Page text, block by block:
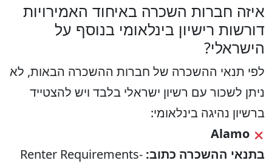
איזה חברות השכרה באיחוד האמירויות
דורשות רישיון בינלאומי בנוסף על
הישראלי?
לפי תנאי ההשכרה של חברות ההשכרה הבאות, לא
ניתן לשכור עם רשיון ישראלי בלבד ויש להצטייד
ברשיון נהיגה בינלאומי:
Alamo
בתנאי ההשכרה כתוב: Renter Requirements-